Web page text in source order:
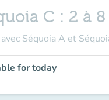
C : 2 à
Séquoia A et
for today